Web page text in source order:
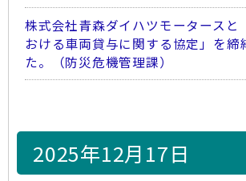
株式会社青森ダイハツモータースと
おける車両貸与に関する協定」を締
た。（防災危機管理課）
2025年12月17日